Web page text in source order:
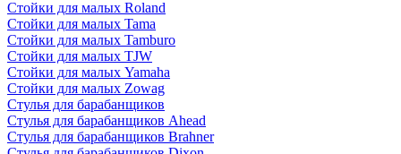
Стойки для малых Roland
Стойки для малых Tama
Стойки для малых Tamburo
Стойки для малых TJW
Стойки для малых Yamaha
Стойки для малых Zowag
Стулья для барабанщиков
Стулья для барабанщиков Ahead
Стулья для барабанщиков Brahner